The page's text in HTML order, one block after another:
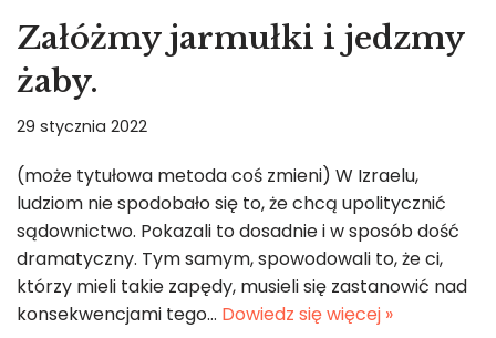
e
b
o
o
k
er l e
Załóżmy jarmułki i jedzmy
żaby.
29 stycznia 2022
(może tytułowa metoda coś zmieni) W Izraelu,
ludziom nie spodobało się to, że chcą upolitycznić
sądownictwo. Pokazali to dosadnie i w sposób dość
dramatyczny. Tym samym, spowodowali to, że ci,
którzy mieli takie zapędy, musieli się zastanowić nad
konsekwencjami tego… Dowiedz się więcej »